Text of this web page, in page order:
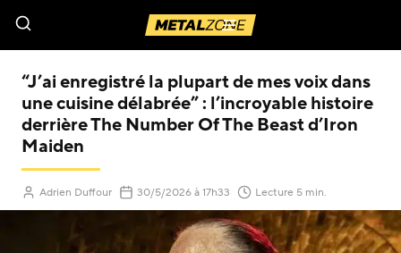
Menu
“J’ai enregistré la plupart de mes voix dans
une cuisine délabrée” : l’incroyable histoire
derrière The Number Of The Beast d’Iron
Maiden
Adrien Duffour 30/5/2026(Mis à jour le
à 17h33 Lecture 5 min.